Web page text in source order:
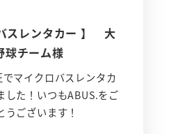
スレンタカー 】 大
チーム様
マイクロバスレンタカ
した！いつもABUS.をご
ございます！